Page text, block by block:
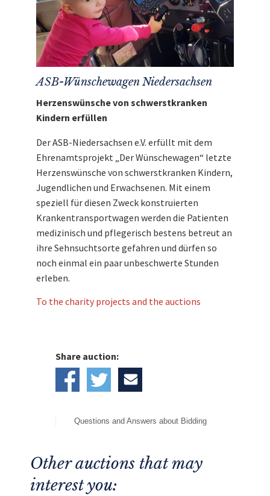
von Kosten, an den
ASB-Wünschewagen
Niedersachsenweiter.
ASB-Wünschewagen Niedersachsen
Herzenswünsche von schwerstkranken
Kindern erfüllen
Der ASB-Niedersachsen e.V. erfüllt mit dem
Ehrenamtsprojekt „Der Wünschewagen“ letzte
Herzenswünsche von schwerstkranken Kindern,
Jugendlichen und Erwachsenen. Mit einem
speziell für diesen Zweck konstruierten
Krankentransportwagen werden die Patienten
medizinisch und pflegerisch bestens betreut an
ihre Sehnsuchtsorte gefahren und dürfen so
noch einmal ein paar unbeschwerte Stunden
erleben.
To the charity projects and the auctions
Share auction:
Questions and Answers about Bidding
Other auctions that may
interest you: